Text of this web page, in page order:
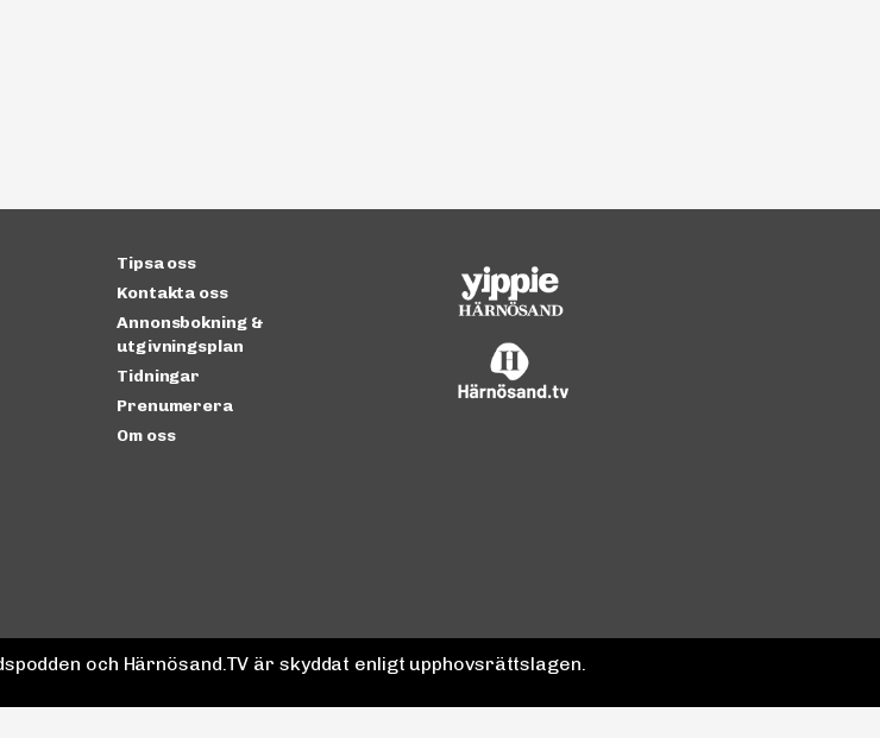
Tipsa oss
Kontakta oss
Annonsbokning &
utgivningsplan
Tidningar
Prenumerera
Om oss
och Härnösand.TV är skyddat enligt upphovsrättslagen.